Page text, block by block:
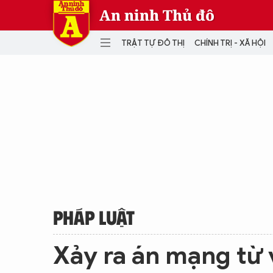
An ninh Thủ đô
TRẬT TỰ ĐÔ THỊ CHÍNH TRỊ - XÃ HỘI
PHÁP LUẬT
Xảy ra án mạng